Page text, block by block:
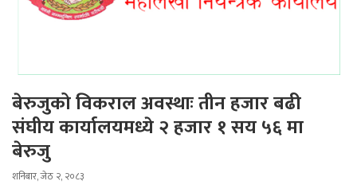
बेरुजुको विकराल अवस्थाः तीन हजार बढी
संघीय कार्यालयमध्ये २ हजार १ सय ५६ मा
बेरुजु
शनिबार, जेठ २, २०८३